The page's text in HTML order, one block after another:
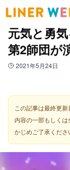
元気と勇
第2師団が
2021年5月24日
この記事は最終更新
内容の一部もしく
かじめご了承くださ